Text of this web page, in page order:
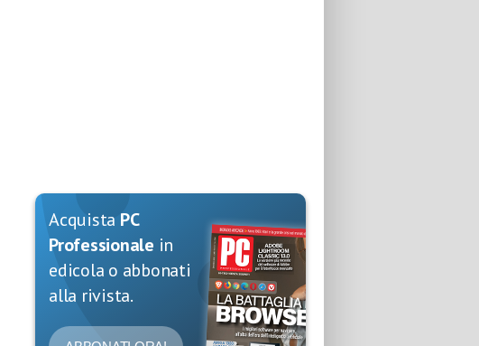
Acquista PC
Professionale in
edicola o abbonati
alla rivista.